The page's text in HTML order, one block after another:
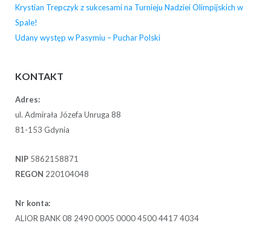
Krystian Trepczyk z sukcesami na Turnieju Nadziei Olimpijskich w
Spale!
Udany występ w Pasymiu – Puchar Polski
KONTAKT
Adres:
ul. Admirała Józefa Unruga 88
81-153 Gdynia
NIP 5862158871
REGON 220104048
Nr konta:
ALIOR BANK 08 2490 0005 0000 4500 4417 4034